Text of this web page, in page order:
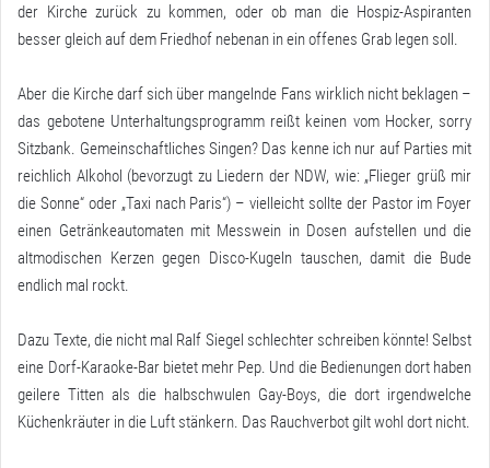
der Kirche zurück zu kommen, oder ob man die Hospiz-Aspiranten
besser gleich auf dem Friedhof nebenan in ein offenes Grab legen soll.
Aber die Kirche darf sich über mangelnde Fans wirklich nicht beklagen –
das gebotene Unterhaltungsprogramm reißt keinen vom Hocker, sorry
Sitzbank. Gemeinschaftliches Singen? Das kenne ich nur auf Parties mit
reichlich Alkohol (bevorzugt zu Liedern der NDW, wie: „Flieger grüß mir
die Sonne“ oder „Taxi nach Paris“) – vielleicht sollte der Pastor im Foyer
einen Getränkeautomaten mit Messwein in Dosen aufstellen und die
altmodischen Kerzen gegen Disco-Kugeln tauschen, damit die Bude
endlich mal rockt.
Dazu Texte, die nicht mal Ralf Siegel schlechter schreiben könnte! Selbst
eine Dorf-Karaoke-Bar bietet mehr Pep. Und die Bedienungen dort haben
geilere Titten als die halbschwulen Gay-Boys, die dort irgendwelche
Küchenkräuter in die Luft stänkern. Das Rauchverbot gilt wohl dort nicht.